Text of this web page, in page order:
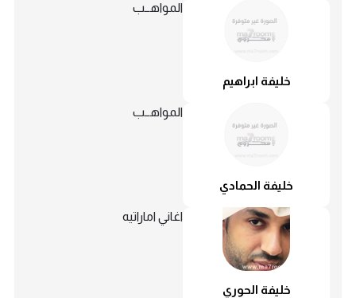
خليفة ابراهيم
المواهــب
خليفة الحمادي
المواهــب
خليفة الحوري
اغاني اماراتيه